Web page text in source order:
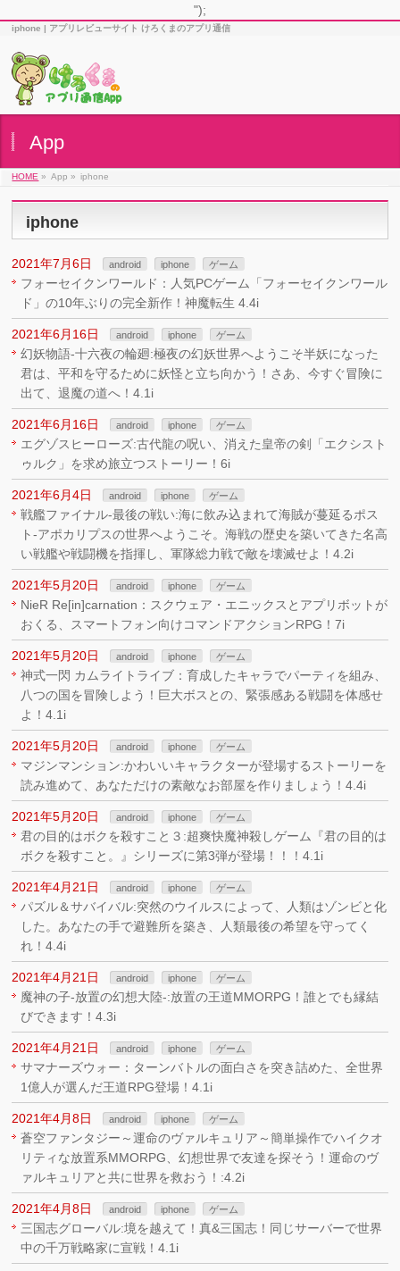
");
iphone | アプリレビューサイト けろくまのアプリ通信
App
HOME » App » iphone
iphone
2021年7月6日 android iphone ゲーム
フォーセイクンワールド：人気PCゲーム「フォーセイクンワール
ド」の10年ぶりの完全新作！神魔転生 4.4i
2021年6月16日 android iphone ゲーム
幻妖物語-十六夜の輪廻:極夜の幻妖世界へようこそ半妖になった
君は、平和を守るために妖怪と立ち向かう！さあ、今すぐ冒険に
出て、退魔の道へ！4.1i
2021年6月16日 android iphone ゲーム
エグゾスヒーローズ:古代龍の呪い、消えた皇帝の剣「エクシスト
ゥルク」を求め旅立つストーリー！6i
2021年6月4日 android iphone ゲーム
戦艦ファイナル-最後の戦い:海に飲み込まれて海賊が蔓延るポス
ト-アポカリプスの世界へようこそ。海戦の歴史を築いてきた名高
い戦艦や戦闘機を指揮し、軍隊総力戦で敵を壊滅せよ！4.2i
2021年5月20日 android iphone ゲーム
NieR Re[in]carnation：スクウェア・エニックスとアプリボットが
おくる、スマートフォン向けコマンドアクションRPG！7i
2021年5月20日 android iphone ゲーム
神式一閃 カムライトライブ：育成したキャラでパーティを組み、
八つの国を冒険しよう！巨大ボスとの、緊張感ある戦闘を体感せ
よ！4.1i
2021年5月20日 android iphone ゲーム
マジンマンション:かわいいキャラクターが登場するストーリーを
読み進めて、あなただけの素敵なお部屋を作りましょう！4.4i
2021年5月20日 android iphone ゲーム
君の目的はボクを殺すこと３:超爽快魔神殺しゲーム『君の目的は
ボクを殺すこと。』シリーズに第3弾が登場！！！4.1i
2021年4月21日 android iphone ゲーム
パズル＆サバイバル:突然のウイルスによって、人類はゾンビと化
した。あなたの手で避難所を築き、人類最後の希望を守ってく
れ！4.4i
2021年4月21日 android iphone ゲーム
魔神の子-放置の幻想大陸-:放置の王道MMORPG！誰とでも縁結
びできます！4.3i
2021年4月21日 android iphone ゲーム
サマナーズウォー：ターンバトルの面白さを突き詰めた、全世界
1億人が選んだ王道RPG登場！4.1i
2021年4月8日 android iphone ゲーム
蒼空ファンタジー～運命のヴァルキュリア～簡単操作でハイクオ
リティな放置系MMORPG、幻想世界で友達を探そう！運命のヴ
ァルキュリアと共に世界を救おう！:4.2i
2021年4月8日 android iphone ゲーム
三国志グローバ‪ル:境を越えて！真&三国志！同じサーバーで世界
中の千万戦略家に宣戦！4.1i